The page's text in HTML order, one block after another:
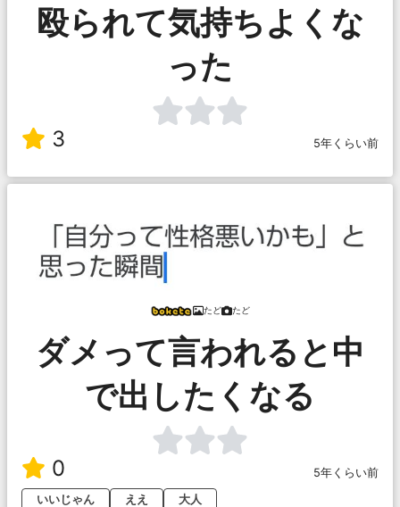
殴られて気持ちよくな
った
3 5年くらい前
たど たど
ダメって言われると中
で出したくなる
0
5年くらい前
いいじゃん
ええ 大人